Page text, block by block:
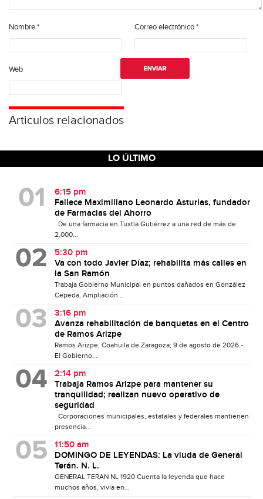
Nombre* Correo electrónico*
Web
Articulos relacionados
LO ÚLTIMO
6:15 pm
Fallece Maximiliano Leonardo Asturias, fundador
de Farmacias del Ahorro
De una farmacia en Tuxtla Gutiérrez a una red de más de
2,000...
5:30 pm
Va con todo Javier Díaz; rehabilita más calles en
la San Ramón
Trabaja Gobierno Municipal en puntos dañados en González
Cepeda, Ampliación...
3:16 pm
Avanza rehabilitación de banquetas en el Centro
de Ramos Arizpe
Ramos Arizpe, Coahuila de Zaragoza; 9 de agosto de 2026.-
El Gobierno...
2:14 pm
Trabaja Ramos Arizpe para mantener su
tranquilidad; realizan nuevo operativo de
seguridad
Corporaciones municipales, estatales y federales mantienen
presencia...
11:50 am
DOMINGO DE LEYENDAS: La viuda de General
Terán. N. L.
GENERAL TERAN NL 1920 Cuenta la leyenda que hace
muchos años, vivía en...